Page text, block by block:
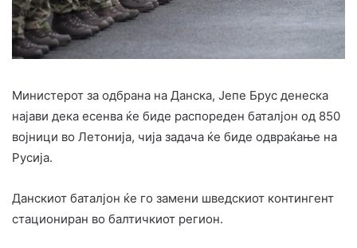
Министерот за одбрана на Данска, Јепе Брус денеска
најави дека есенва ќе биде распореден баталјон од 850
војници во Летонија, чија задача ќе биде одвраќање на
Русија.
Данскиот баталјон ќе го замени шведскиот контингент
стациониран во балтичкиот регион.